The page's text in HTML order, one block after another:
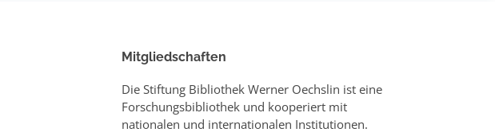
Mitgliedschaften
Die Stiftung Bibliothek Werner Oechslin ist eine
Forschungsbibliothek und kooperiert mit
nationalen und internationalen Institutionen.